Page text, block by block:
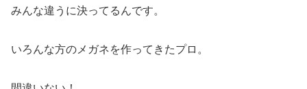
みんな違うに決ってるんです。
いろんな方のメガネを作ってきたプロ。